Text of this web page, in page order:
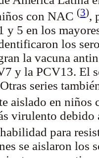
con NAC (3),
y 5 en los
los
la vacuna
y la PCV13. El
series
aislado en
virulento
para
se aislaron los